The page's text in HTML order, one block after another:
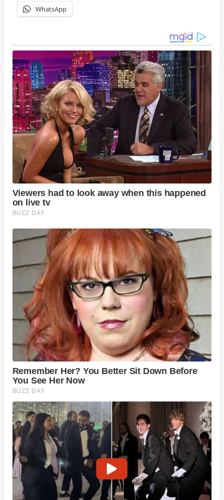
WhatsApp